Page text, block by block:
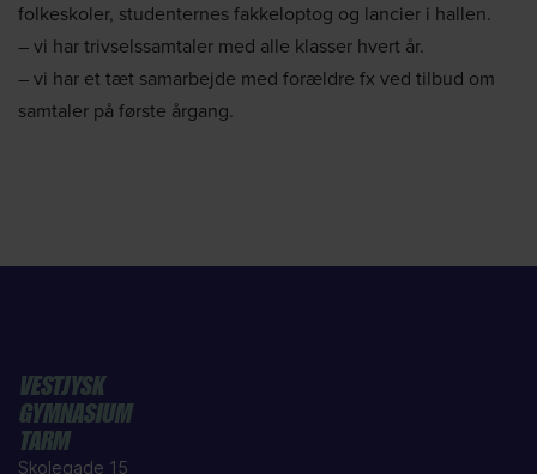
folkeskoler, studenternes fakkeloptog og lancier i hallen.
– vi har trivselssamtaler med alle klasser hvert år.
– vi har et tæt samarbejde med forældre fx ved tilbud om
samtaler på første årgang.
VESTJYSK
GYMNASIUM
TARM
Skolegade 15